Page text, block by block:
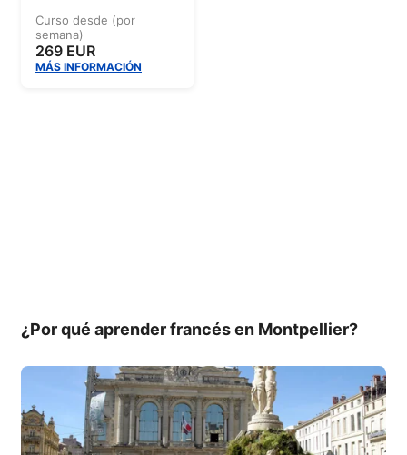
Curso desde (por
semana)
269 EUR
MÁS INFORMACIÓN
¿Por qué aprender francés en Montpellier?